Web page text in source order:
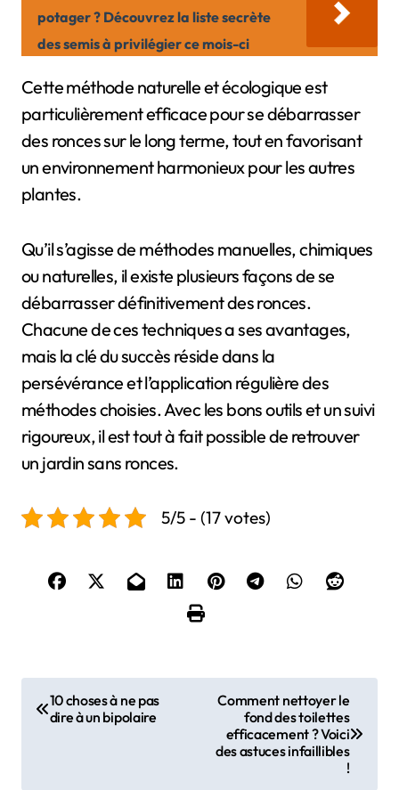
potager ? Découvrez la liste secrète
des semis à privilégier ce mois-ci
Cette méthode naturelle et écologique est
particulièrement efficace pour se débarrasser
des ronces sur le long terme, tout en favorisant
un environnement harmonieux pour les autres
plantes.
Qu’il s’agisse de méthodes manuelles, chimiques
ou naturelles, il existe plusieurs façons de se
débarrasser définitivement des ronces.
Chacune de ces techniques a ses avantages,
mais la clé du succès réside dans la
persévérance et l’application régulière des
méthodes choisies. Avec les bons outils et un suivi
rigoureux, il est tout à fait possible de retrouver
un jardin sans ronces.
5/5 - (17 votes)
N 10 choses à ne pas
dire à un bipolaire
Comment nettoyer le
fond des toilettes
efficacement ? Voici
des astuces infaillibles
!